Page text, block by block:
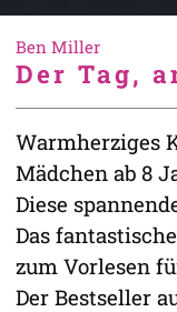
Ben Miller
Der Tag,
Warmherziges
Mädchen ab 8
Diese
Das
zum Vorlesen
Der Bestseller